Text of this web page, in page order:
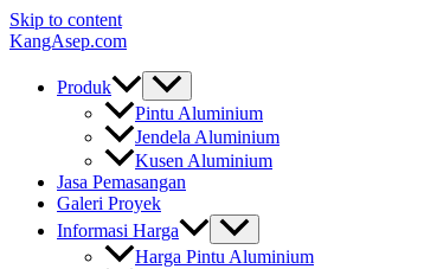
Skip to content
KangAsep.com
Produk
Pintu Aluminium
Jendela Aluminium
Kusen Aluminium
Jasa Pemasangan
Galeri Proyek
Informasi Harga
Harga Pintu Aluminium